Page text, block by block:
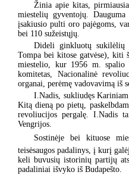
Žinia apie kitas, pirmiausia
miestelių gyventojų.
įsakiusio pulti oro pajėgoms,
bei 110 sužeistųjų.
Dideli ginkluotų sukilėlių
Tompa bei kitose gatvėse), kiti
miestelio, kur 1956 m.
komitetas, Nacionalinė
organai, perėmę vadovavimą
I.Nadis, sukliudęs
Kitą dieną po pietų,
revoliucijos pergalę. I.Nadis
Vengrijos.
Sostinėje bei kituose
teisėsaugos padalinys, į kurį
keli buvusių istorinių partijų
padaliniai išvyko iš Budapešto.